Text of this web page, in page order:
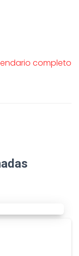
completo